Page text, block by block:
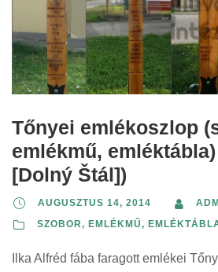
Tőnyei emlékoszlop
emlékmű,
[Dolný Štál])
AUGUSZTUS 14, 2014
SZOBOR, EMLÉKMŰ,
Ilka Alfréd fába faragott emlékei